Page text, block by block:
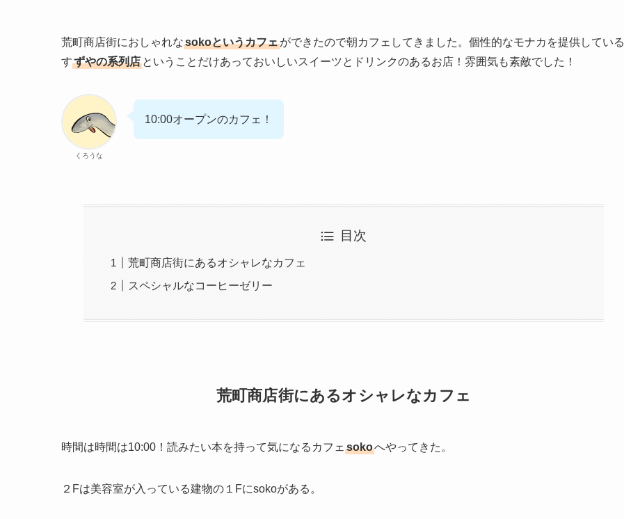
荒町商店街におしゃれなsokoというカフェができたので朝カフェしてきました。個性的なモナカを提供している
すずやの系列店 ということだけあっておいしいスイーツとドリンクのあるお店！雰囲気も素敵でした！
くろうな
10:00オープンのカフェ！
目次
荒町商店街にあるオシャレなカフェ
スペシャルなコーヒーゼリー
荒町商店街にあるオシャレなカフェ
時間は時間は10:00！読みたい本を持って気になるカフェ sokoへやってきた。
２Fは美容室が入っている建物の１Fにsokoがある。